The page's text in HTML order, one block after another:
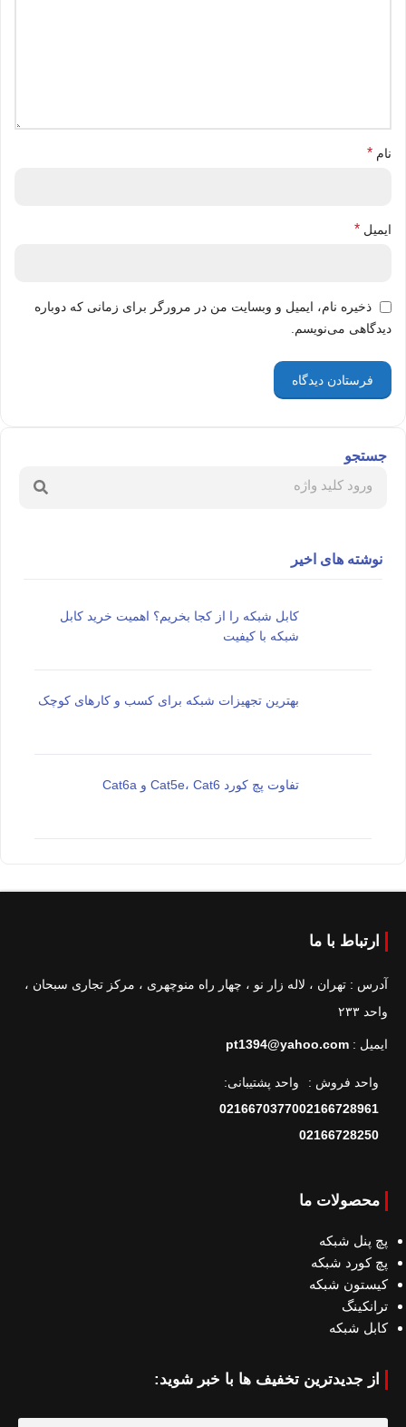
نام *
ایمیل *
ذخیره نام، ایمیل و وبسایت من در مرورگر برای زمانی که دوباره
دیدگاهی می‌نویسم.
جستجو
نوشته های اخیر
کابل شبکه را از کجا بخریم؟ اهمیت خرید کابل
شبکه با کیفیت
بهترین تجهیزات شبکه برای کسب و کارهای کوچک
تفاوت پچ کورد Cat5e، Cat6 و Cat6a
ارتباط با ما
آدرس : تهران ، لاله زار نو ، چهار راه منوچهری ، مرکز تجاری سبحان ،
واحد ۲۳۳
ایمیل : pt1394@yahoo.com
واحد فروش :
02166728961
02166728250
واحد پشتیبانی:
02166703770
محصولات ما
پچ پنل شبکه
پچ کورد شبکه
کیستون شبکه
ترانکینگ
کابل شبکه
از جدیدترین تخفیف ها با خبر شوید: